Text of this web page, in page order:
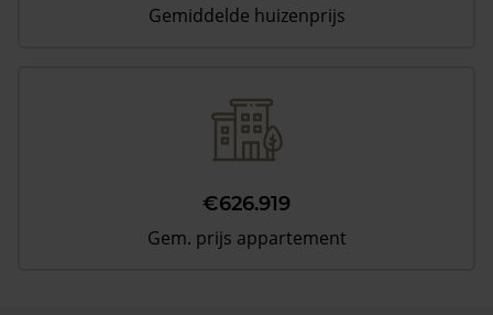
Gemiddelde huizenprijs
€626.919
Gem. prijs appartement